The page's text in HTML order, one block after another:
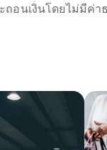
ถอนเงินโดยไม่มีค่า